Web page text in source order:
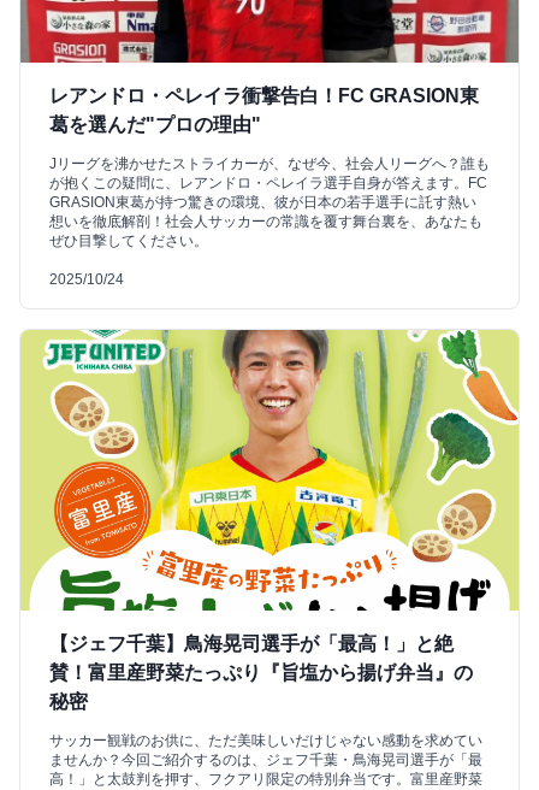
レアンドロ・ペレイラ衝撃告白！FC GRASION東
葛を選んだ"プロの理由"
Jリーグを沸かせたストライカーが、なぜ今、社会人リーグへ？誰も
が抱くこの疑問に、レアンドロ・ペレイラ選手自身が答えます。FC
GRASION東葛が持つ驚きの環境、彼が日本の若手選手に託す熱い
想いを徹底解剖！社会人サッカーの常識を覆す舞台裏を、あなたも
ぜひ目撃してください。
2025/10/24
【ジェフ千葉】鳥海晃司選手が「最高！」と絶
賛！富里産野菜たっぷり『旨塩から揚げ弁当』の
秘密
サッカー観戦のお供に、ただ美味しいだけじゃない感動を求めてい
ませんか？今回ご紹介するのは、ジェフ千葉・鳥海晃司選手が「最
高！」と太鼓判を押す、フクアリ限定の特別弁当です。富里産野菜